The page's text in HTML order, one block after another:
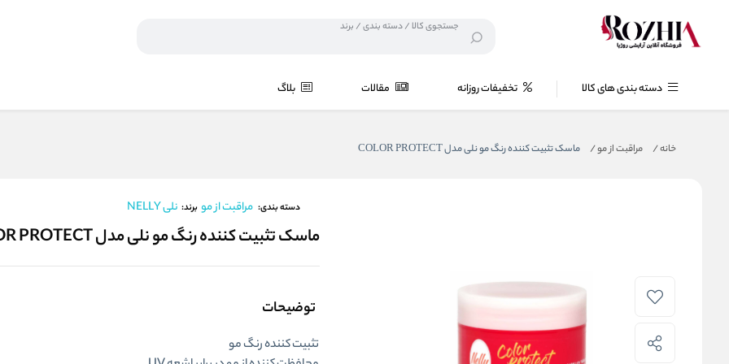
دسته بندی های کالا تخفیفات روزانه مقالات بلاگ
خانه/ مراقبت از مو/ ماسک تثبیت کننده رنگ مو نلی مدل COLOR PROTECT
دسته بندی: مراقبت از مو برند: نلی NELLY
ماسک تثبیت کننده رنگ مو نلی مدل COLOR PROTECT
توضیحات
تثبیت کننده رنگ مو